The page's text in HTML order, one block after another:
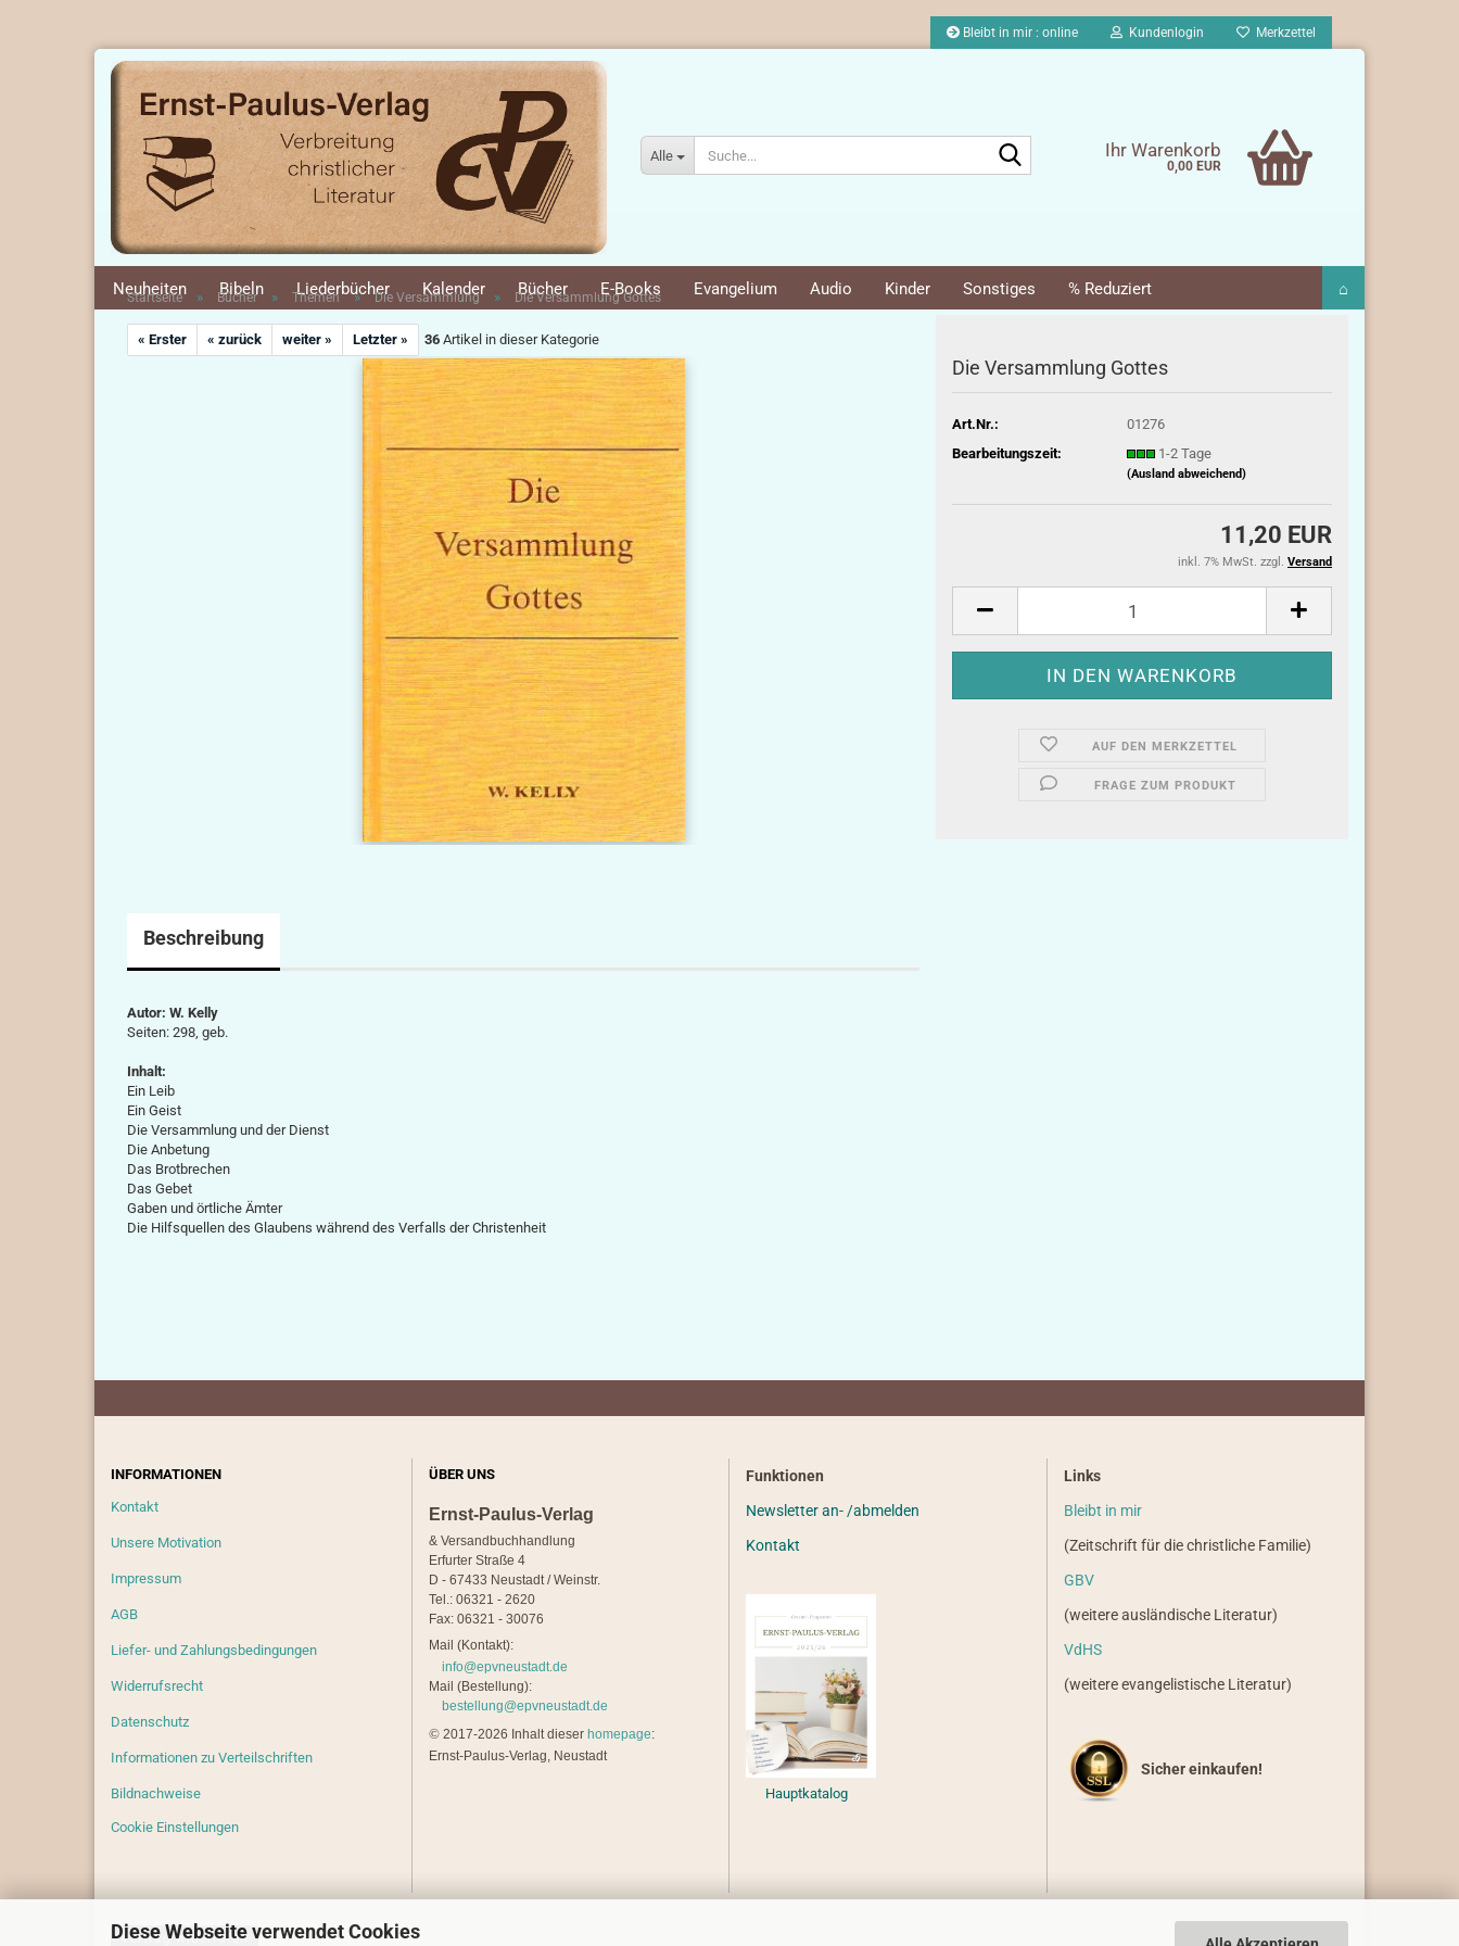
Diese Webseite verwendet Cookies
Bleibt in mir : online Kundenlogin Merkzettel
Alle Ihr Warenkorb
0,00 EUR
Neuheiten Bibeln Liederbücher Kalender Bücher E-Books Evangelium Audio Kinder Sonstiges % Reduziert ⌂
Startseite » Bücher » Themen » Die Versammlung » Die Versammlung Gottes
« Erster « zurück weiter » Letzter » 36 Artikel in dieser Kategorie
Die Versammlung Gottes
Art.Nr.:
01276
Bearbeitungszeit:
1-2 Tage
(Ausland abweichend)
11,20 EUR
inkl. 7% MwSt. zzgl. Versand
AUF DEN MERKZETTEL
FRAGE ZUM PRODUKT
Beschreibung
Autor: W. Kelly
Seiten: 298, geb.
Inhalt:
Ein Leib
Ein Geist
Die Versammlung und der Dienst
Die Anbetung
Das Brotbrechen
Das Gebet
Gaben und örtliche Ämter
Die Hilfsquellen des Glaubens während des Verfalls der Christenheit
INFORMATIONEN
Kontakt
Unsere Motivation
Impressum
AGB
Liefer- und Zahlungsbedingungen
Widerrufsrecht
Datenschutz
Informationen zu Verteilschriften
Bildnachweise
Cookie Einstellungen
ÜBER UNS
Ernst-Paulus-Verlag
& Versandbuchhandlung
Erfurter Straße 4
D - 67433 Neustadt / Weinstr.
Tel.: 06321 - 2620
Fax: 06321 - 30076
Mail (Kontakt):
info@epvneustadt.de
Mail (Bestellung):
bestellung@epvneustadt.de
© 2017-2026 Inhalt dieser homepage:
Ernst-Paulus-Verlag, Neustadt
Funktionen
Newsletter an- /abmelden
Kontakt
Hauptkatalog
Links
Bleibt in mir
(Zeitschrift für die christliche Familie)
GBV
(weitere ausländische Literatur)
VdHS
(weitere evangelistische Literatur)
Sicher einkaufen!
Vertrag widerrufen